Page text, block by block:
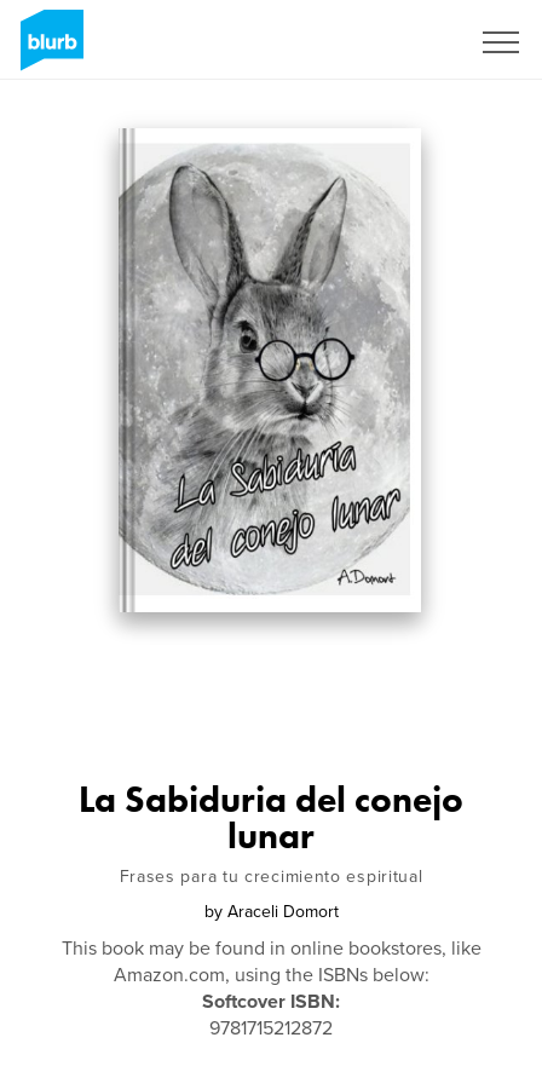
La Sabiduria del conejo
lunar
Frases para tu crecimiento espiritual
by Araceli Domort
This book may be found in online bookstores, like
Amazon.com, using the ISBNs below:
Softcover ISBN:
9781715212872